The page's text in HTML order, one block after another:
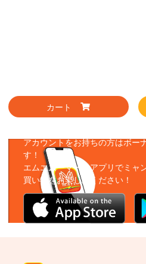
カート
アカウントをお持ちの方はボー
す！
エムエムーマートアプリでミャ
買い物をお楽しみください！